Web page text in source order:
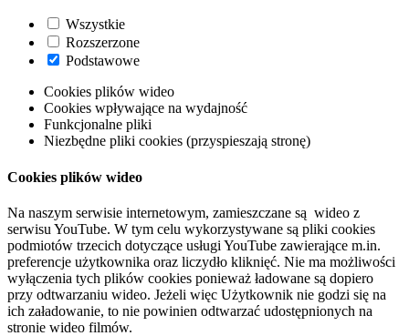
Wszystkie
Rozszerzone
Podstawowe
Cookies plików wideo
Cookies wpływające na wydajność
Funkcjonalne pliki
Niezbędne pliki cookies (przyspieszają stronę)
Cookies plików wideo
Na naszym serwisie internetowym, zamieszczane są wideo z
serwisu YouTube. W tym celu wykorzystywane są pliki cookies
podmiotów trzecich dotyczące usługi YouTube zawierające m.in.
preferencje użytkownika oraz liczydło kliknięć. Nie ma możliwości
wyłączenia tych plików cookies ponieważ ładowane są dopiero
przy odtwarzaniu wideo. Jeżeli więc Użytkownik nie godzi się na
ich załadowanie, to nie powinien odtwarzać udostępnionych na
stronie wideo filmów.